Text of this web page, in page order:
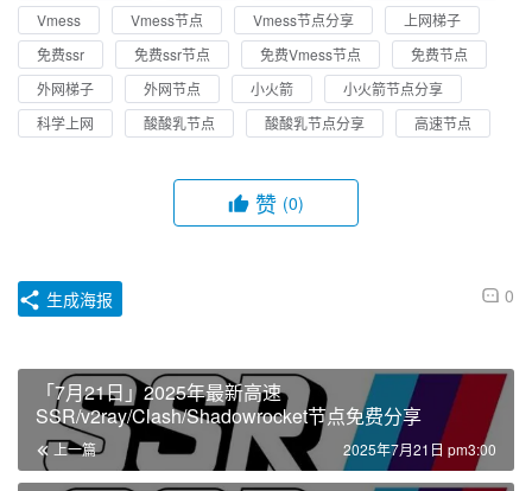
Vmess
Vmess节点 Vmess节点分享
上网梯子
免费ssr
免费ssr节点 免费Vmess节点
免费节点
外网梯子
外网节点 小火箭
小火箭节点分享
科学上网
酸酸乳节点 酸酸乳节点分享 高速节点
赞 (0)
0
生成海报
「7月21日」2025年最新高速
SSR/v2ray/Clash/Shadowrocket节点免费分享
上一篇 2025年7月21日 pm3:00